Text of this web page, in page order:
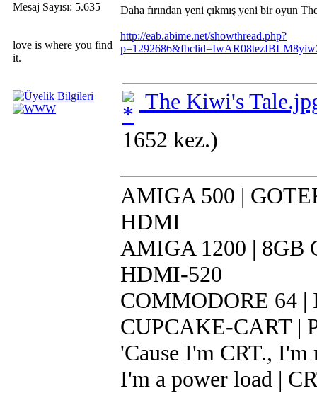
Mesaj Sayısı: 5.635
love is where you find
it.
Daha fırından yeni çıkmış yeni bir oyun
http://eab.abime.net/showthread.php?
The Kiwi's
1652 kez.)
AMIGA 500 |
HDMI
AMIGA 1200 | 8GB
HDMI-520
COMMODORE 64 |
CUPCAKE-CART |
'Cause I'm CRT.,
I'm a power load |